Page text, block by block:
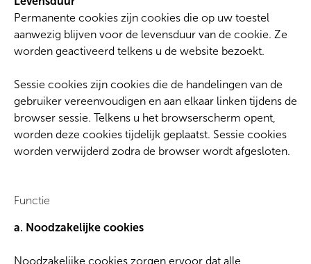
Permanente cookies zijn cookies die op uw toestel
aanwezig blijven voor de levensduur van de cookie. Ze
worden geactiveerd telkens u de website bezoekt.
Sessie cookies zijn cookies die de handelingen van de
gebruiker vereenvoudigen en aan elkaar linken tijdens de
browser sessie. Telkens u het browserscherm opent,
worden deze cookies tijdelijk geplaatst. Sessie cookies
worden verwijderd zodra de browser wordt afgesloten.
Functie
a. Noodzakelijke cookies
Noodzakelijke cookies zorgen ervoor dat alle